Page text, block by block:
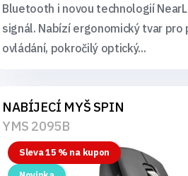
Bluetooth i novou technologií
signál. Nabízí ergonomický tvar pro
ovládání, pokročilý optický...
NABÍJECÍ MYŠ SPIN
YMS 2095B
Sleva 15 % na kupon